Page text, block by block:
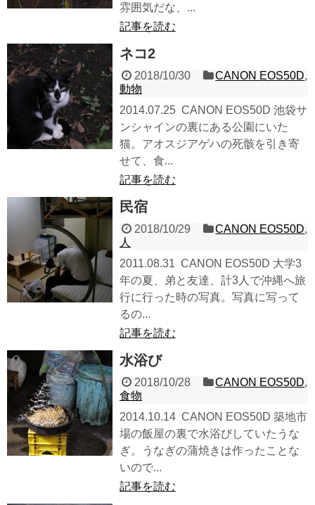
雰囲気だな、...
記事を読む
ネコ2
2018/10/30 CANON EOS50D,
動物
2014.07.25 CANON EOS50D 池袋サ
ンシャインの裏にある公園にいた
猫。アオスジアゲハの死骸を引き寄
せて、食...
記事を読む
民宿
2018/10/29 CANON EOS50D,
人
2011.08.31 CANON EOS50D 大学3
年の夏、弟と友達、計3人で沖縄へ旅
行に行った時の写真。写真に写って
るの...
記事を読む
水浴び
2018/10/28 CANON EOS50D,
食物
2014.10.14 CANON EOS50D 築地市
場の飯屋の裏で水浴びしていたうな
ぎ。うなぎの蒲焼きは作ったことな
いので...
記事を読む